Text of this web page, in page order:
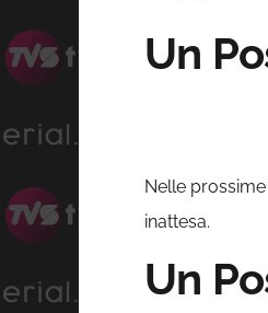
Un
Nelle
inattesa.
Un